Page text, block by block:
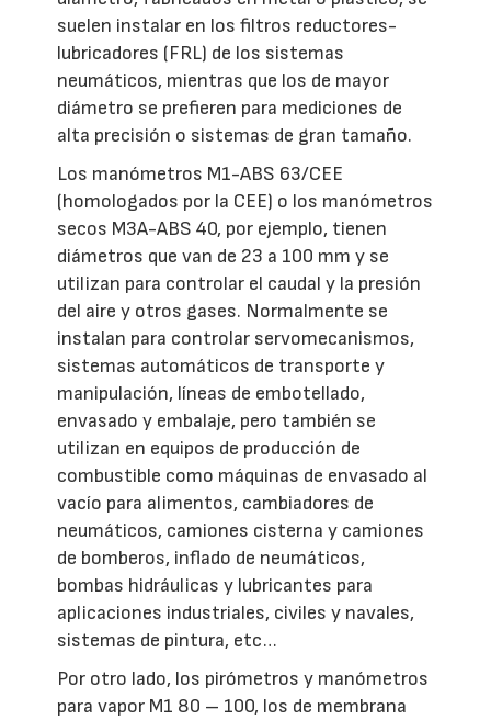
suelen instalar en los filtros reductores-
lubricadores (FRL) de los sistemas
neumáticos, mientras que los de mayor
diámetro se prefieren para mediciones de
alta precisión o sistemas de gran tamaño.
Los manómetros M1-ABS 63/CEE
(homologados por la CEE) o los manómetros
secos M3A-ABS 40, por ejemplo, tienen
diámetros que van de 23 a 100 mm y se
utilizan para controlar el caudal y la presión
del aire y otros gases. Normalmente se
instalan para controlar servomecanismos,
sistemas automáticos de transporte y
manipulación, líneas de embotellado,
envasado y embalaje, pero también se
utilizan en equipos de producción de
combustible como máquinas de envasado al
vacío para alimentos, cambiadores de
neumáticos, camiones cisterna y camiones
de bomberos, inflado de neumáticos,
bombas hidráulicas y lubricantes para
aplicaciones industriales, civiles y navales,
sistemas de pintura, etc…
Por otro lado, los pirómetros y manómetros
para vapor M1 80 – 100, los de membrana